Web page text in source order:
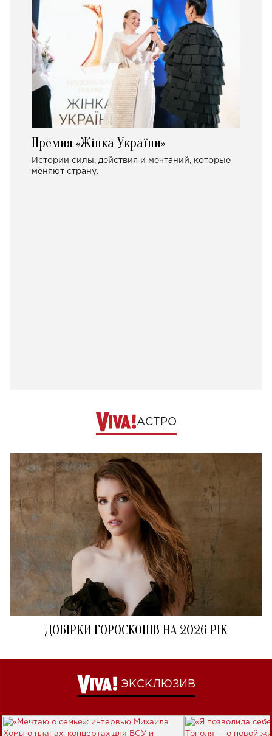
Премия «Жінка України»
Истории силы, действия и мечтаний, которые
меняют страну.
АСТРО
ДОБІРКИ ГОРОСКОПІВ НА 2026 РІК
ЭКСКЛЮЗИВ